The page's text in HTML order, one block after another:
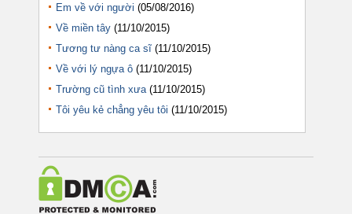
Em về với người (05/08/2016)
Về miền tây (11/10/2015)
Tương tư nàng ca sĩ (11/10/2015)
Về với lý ngựa ô (11/10/2015)
Trường cũ tình xưa (11/10/2015)
Tôi yêu kẻ chẳng yêu tôi (11/10/2015)